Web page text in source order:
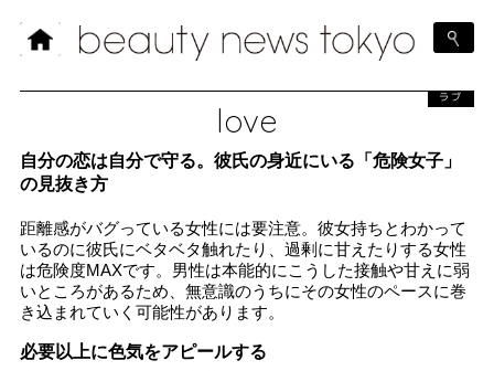
love
ラブ
自分の恋は自分で守る。彼氏の身近にいる「危険女子」
の見抜き方
距離感がバグっている女性には要注意。彼女持ちとわかって
いるのに彼氏にベタベタ触れたり、過剰に甘えたりする女性
は危険度MAXです。男性は本能的にこうした接触や甘えに弱
いところがあるため、無意識のうちにその女性のペースに巻
き込まれていく可能性があります。
必要以上に色気をアピールする